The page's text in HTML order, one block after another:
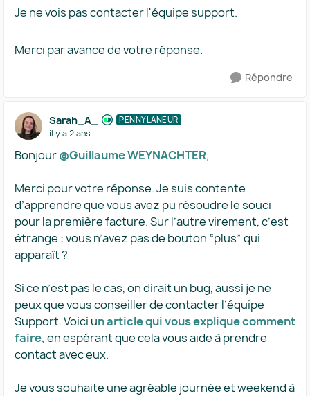
Je ne vois pas contacter l'équipe support.
Merci par avance de votre réponse.
Répondre
Sarah_A_ PENNYLANEUR
il y a 2 ans
Bonjour@Guillaume WEYNACHTER,
Merci pour votre réponse. Je suis contente
d’apprendre que vous avez pu résoudre le souci
pour la première facture. Sur l’autre virement, c’est
étrange : vous n’avez pas de bouton “plus” qui
apparaît ?
Si ce n’est pas le cas, on dirait un bug, aussi je ne
peux que vous conseiller de contacter l’équipe
Support. Voici un article qui vous explique comment
faire, en espérant que cela vous aide à prendre
contact avec eux.
Je vous souhaite une agréable journée et weekend à